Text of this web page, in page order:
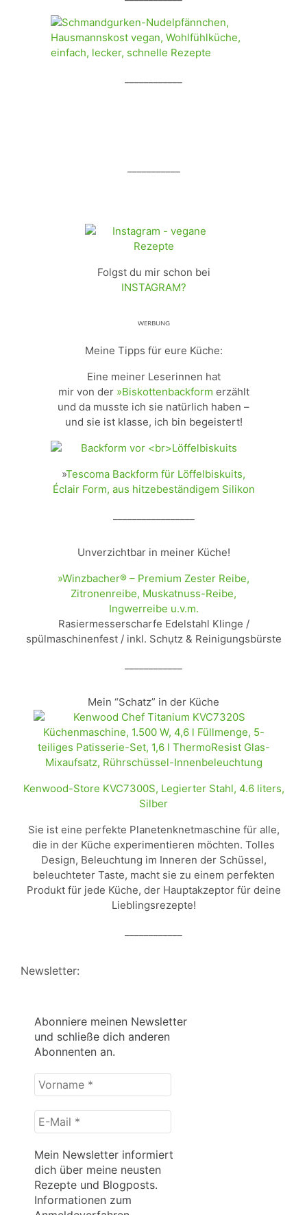
Folgst du mir schon bei
INSTAGRAM?
ᵂᴱᴿᴮᵁᴺᴳ
Meine Tipps für eure Küche:
Eine meiner Leserinnen hat
mir von der »Biskottenbackform erzählt
und da musste ich sie natürlich haben –
und sie ist klasse, ich bin begeistert!
»Tescoma Backform für Löffelbiskuits,
Éclair Form, aus hitzebeständigem Silikon
Unverzichtbar in meiner Küche!
»Winzbacher® – Premium Zester Reibe,
Zitronenreibe, Muskatnuss-Reibe,
Ingwerreibe u.v.m.
Rasiermesserscharfe Edelstahl Klinge /
spülmaschinenfest / inkl. Schụtz & Reinigungsbürste
Mein “Schatz” in der Küche
Kenwood-Store KVC7300S, Legierter Stahl, 4.6 liters,
Silber
Sie ist eine perfekte Planetenknetmaschine für alle,
die in der Küche experimentieren möchten. Tolles
Design, Beleuchtung im Inneren der Schüssel,
beleuchteter Taste, macht sie zu einem perfekten
Produkt für jede Küche, der Hauptakzeptor für deine
Lieblingsrezepte!
Newsletter:
Abonniere meinen Newsletter
und schließe dich anderen
Abonnenten an.
Vorname
*
E-
Mail
*
Mein Newsletter informiert
dich über meine neusten
Rezepte und Blogposts.
Informationen zum